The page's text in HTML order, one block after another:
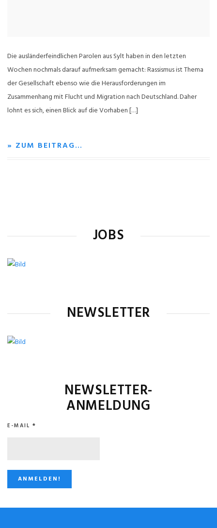
Die ausländerfeindlichen Parolen aus Sylt haben in den letzten
Wochen nochmals darauf aufmerksam gemacht: Rassismus ist Thema
der Gesellschaft ebenso wie die Herausforderungen im
Zusammenhang mit Flucht und Migration nach Deutschland. Daher
lohnt es sich, einen Blick auf die Vorhaben […]
» ZUM BEITRAG…
JOBS
NEWSLETTER
NEWSLETTER-
ANMELDUNG
E-MAIL *